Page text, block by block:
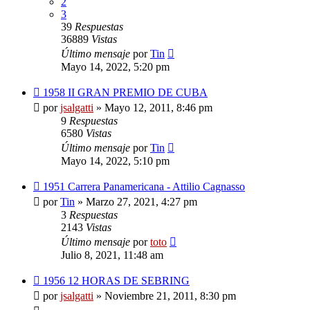
3
39 Respuestas
36889 Vistas
Último mensaje porTin
Mayo 14, 2022, 5:20 pm
1958 II GRAN PREMIO DE CUBA
porjsalgatti » Mayo 12, 2011, 8:46 pm
9 Respuestas
6580 Vistas
Último mensaje porTin
Mayo 14, 2022, 5:10 pm
1951 Carrera Panamericana - Attilio Cagnasso
porTin » Marzo 27, 2021, 4:27 pm
3 Respuestas
2143 Vistas
Último mensaje portoto
Julio 8, 2021, 11:48 am
1956 12 HORAS DE SEBRING
porjsalgatti » Noviembre 21, 2011, 8:30 pm